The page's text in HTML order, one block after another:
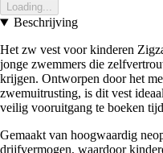
Loading...
Beschrijving
Het zw vest voor kinderen
jonge zwemmers die
krijgen. Ontworpen door het
zwemuitrusting, is dit vest
veilig vooruitgang te boeken
Gemaakt van hoogwaardig
drijfvermogen, waardoor